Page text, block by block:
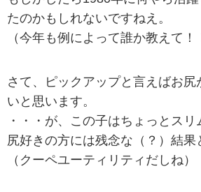
たのかもしれないですねえ。
（今年も例によって誰か教えて！
さて、ピックアップと言えばお尻
いと思います。
・・・が、この子はちょっとス
尻好きの方には残念な（？）結果
（クーペユーティリティだしね）